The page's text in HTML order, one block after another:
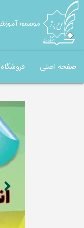
صفحه اصلی فروشگاه